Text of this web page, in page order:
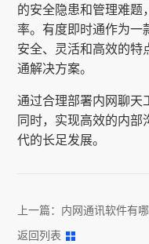
的安全隐患和管理难题
率。有度即时通作为一
安全、灵活和高效的特
通解决方案。
通过合理部署内网聊天
同时，实现高效的内
代的长足发展。
上一篇： 内网通讯软件有
返回列表